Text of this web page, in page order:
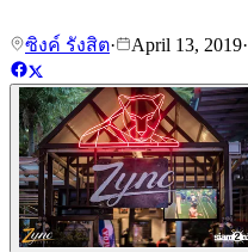
ซิงค์ รังสิต· April 13, 2019·